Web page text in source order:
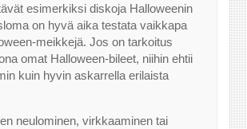
esimerkiksi diskoja Halloweenin
on hyvä aika testata vaikkapa
meikkejä. Jos on tarkoitus
omat Halloween-bileet, niihin ehtii
kuin hyvin askarrella erilaista
neulominen, virkkaaminen tai